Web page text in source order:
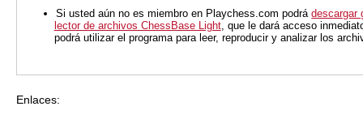
Si usted aún no es miembro en Playchess.com podrádescargar
lector de archivos ChessBase Light, que le dará acceso
podrá utilizar el programa para leer, reproducir y analizar los
Enlaces: